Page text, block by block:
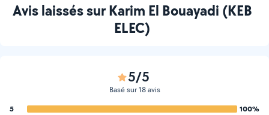
Avis laissés sur Karim El Bouayadi (KEB
ELEC)
5/5
Basé sur 18 avis
5
100%